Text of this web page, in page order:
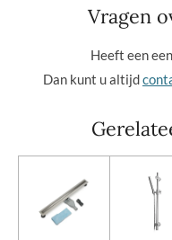
Vragen
Heeft een
Dan kunt u altijd